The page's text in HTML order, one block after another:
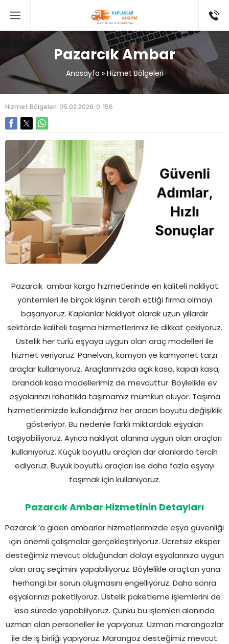
Pazarcık Ambar
Anasayfa » Hizmet Bölgeleri
Hizmet Bölgeleri 05.02.2026 0 156
Pazarcık ambar kargo hizmetlerinde en kaliteli nakliyat
yöntemleri ile birçok kişinin tercih ettiği firma olmayı
başarıyoruz. Kaplanlar Nakliyat olarak uzun yıllardır
sektörde kaliteli taşıma hizmetlerimiz ile dikkat çekiyoruz.
Üstelik her türlü eşyaya uygun olan araç modelleri ile
hizmet veriyoruz. Panelvan, kamyon ve kamyonet tarzı
araçlar kullanıyoruz. Araçlarımızda açık kasa, kapalı kasa,
brandalı kasa modellerimiz de mevcuttur. Böylelikle ev
eşyalarınızı rahatlıkla taşımamız mümkün oluyor. Taşıma
hizmetlerimizde kullandığımız her aracın boyutu değişiklik
gösteriyor. Bu nedenle farklı miktardaki eşyaları
taşıyabiliyoruz. Ayrıca nakliyat alanına uygun olan araçları
kullanıyoruz. Küçük boyutlu araçları dar alanlarda tercih
ediyoruz. Büyük boyutlu araçları ise daha fazla eşyayı
taşımak için kullanıyoruz.
Pazarcık Ambar Hizmetinin Detayları
Pazarcık ‘a giden ambarlar hizmetlerimizde eşya güvenliği
için önemli çalışmalar gerçekleştiriyoruz. Ücretsiz eksper
desteğimiz mevcut olduğundan dolayı eşyalarınıza uygun
olan araç seçimini yapabiliyoruz. Böylelikle araçtan yana
herhangi bir sorun oluşmasını engelliyoruz. Daha sonra
eşyalarınızı paketliyoruz. Üstelik paketleme işlemlerini de
kısa sürede yapabiliyoruz. Çünkü bu işlemleri alanında
uzman olan personeller ile yapıyoruz. Uzman marangozlar
ile de iş birliği yapıyoruz. Marangoz desteğimiz mevcut